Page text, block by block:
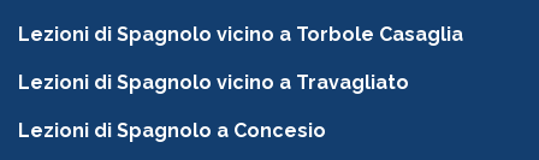
Lezioni di Spagnolo vicino a Torbole Casaglia
Lezioni di Spagnolo vicino a Travagliato
Lezioni di Spagnolo a Concesio